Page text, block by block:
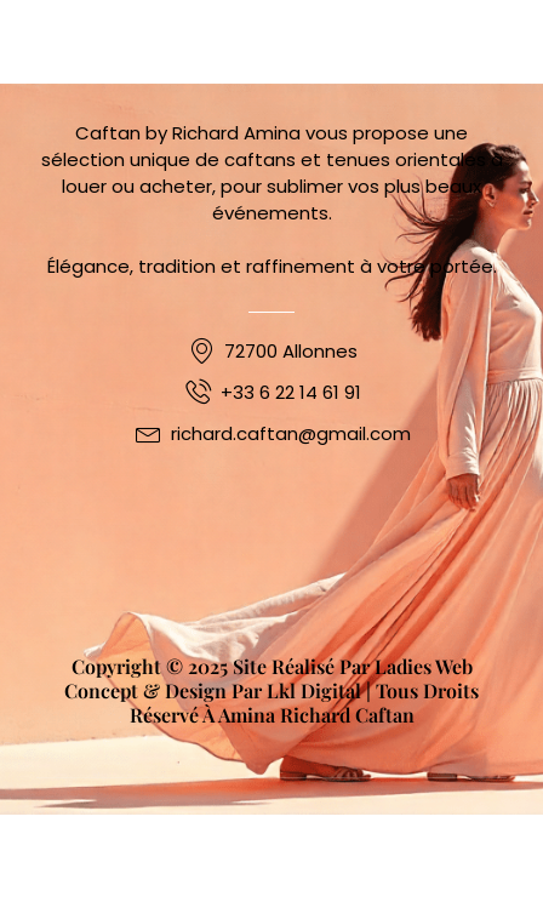
Caftan by Richard Amina vous propose une
sélection unique de caftans et tenues orientales à
louer ou acheter, pour sublimer vos plus beaux
événements.
Élégance, tradition et raffinement à votre portée.
72700 Allonnes
+33 6 22 14 61 91
richard.caftan@gmail.com
Copyright © 2025 Site Réalisé Par Ladies Web
Concept & Design Par Lkl Digital | Tous Droits
Réservé À Amina Richard Caftan